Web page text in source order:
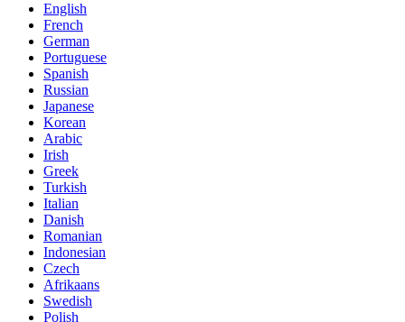
English
French
German
Portuguese
Spanish
Russian
Japanese
Korean
Arabic
Irish
Greek
Turkish
Italian
Danish
Romanian
Indonesian
Czech
Afrikaans
Swedish
Polish